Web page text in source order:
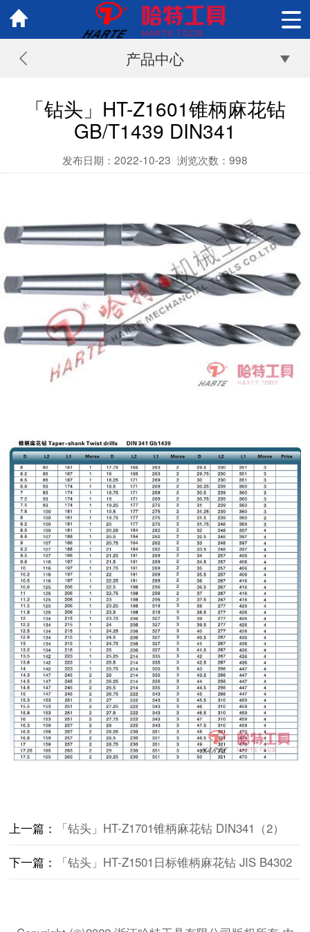
产品中心
「钻头」HT-Z1601锥柄麻花钻
GB/T1439 DIN341
发布日期：2022-10-23 浏览次数： 998
上一篇： 「钻头」HT-Z1701锥柄麻花钻 DIN341（2）
下一篇： 「钻头」HT-Z1501日标锥柄麻花钻 JIS B4302